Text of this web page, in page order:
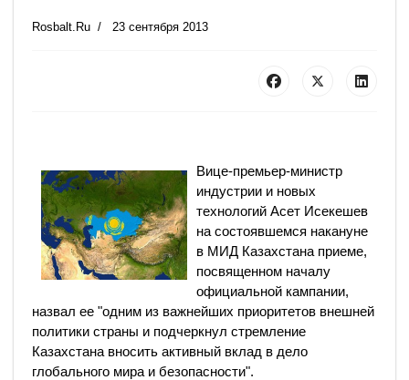
Rosbalt.Ru 23 сентября 2013
Вице-премьер-министр
индустрии и новых
технологий Асет Исекешев
на состоявшемся накануне
в МИД Казахстана приеме,
посвященном началу
официальной кампании,
назвал ее "одним из важнейших приоритетов внешней
политики страны и подчеркнул стремление
Казахстана вносить активный вклад в дело
глобального мира и безопасности".